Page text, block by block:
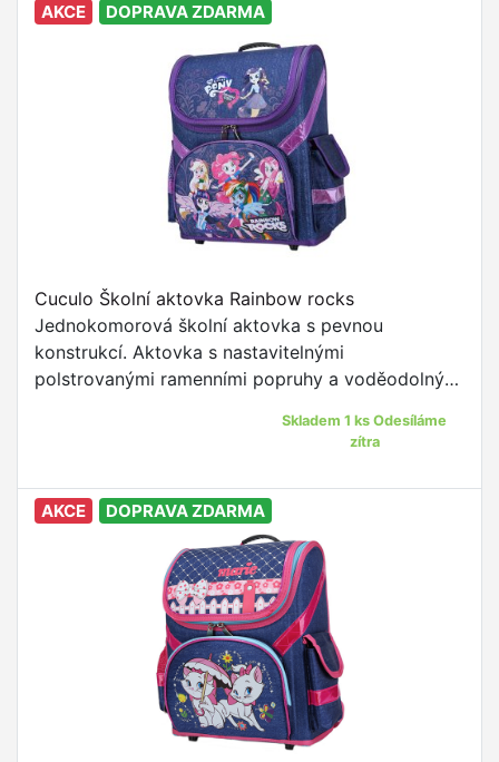
AKCE DOPRAVA ZDARMA
Cuculo Školní aktovka Rainbow rocks
Jednokomorová školní aktovka s pevnou
konstrukcí. Aktovka s nastavitelnými
polstrovanými ramenními popruhy a voděodolným
Skladem 1 ks Odesíláme
zítra
AKCE DOPRAVA ZDARMA